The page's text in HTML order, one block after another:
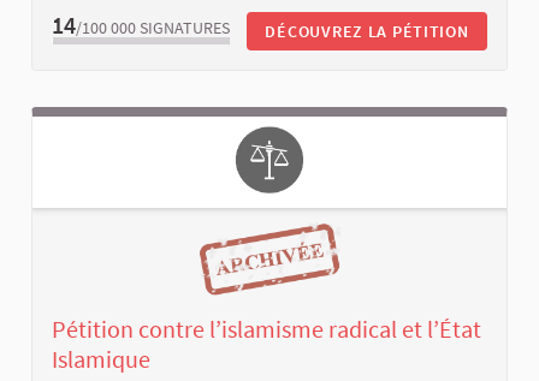
14/100 000 SIGNATURES DÉCOUVREZ LA PÉTITION
Pétition contre l’islamisme radical et l’État
Islamique